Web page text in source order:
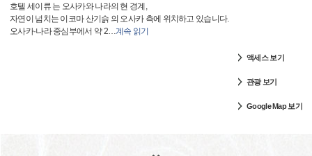
호텔 세이류 는 오사카와 나라의 현 경계,
자연이 넘치는 이코마 산기슭 의 오사카 측에 위치하고 있습니다.
오사카·나라 중심부에서 약 2…계속 읽기
액세스 보기
관광 보기
Google Map 보기